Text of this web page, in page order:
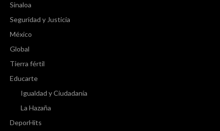
Sinaloa
Seguridad y Justicia
México
Global
Tierra fértil
Educarte
Igualdad y Ciudadanía
La Hazaña
DeporHits